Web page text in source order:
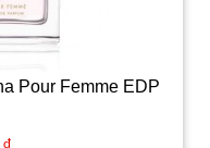
Pour Femme EDP